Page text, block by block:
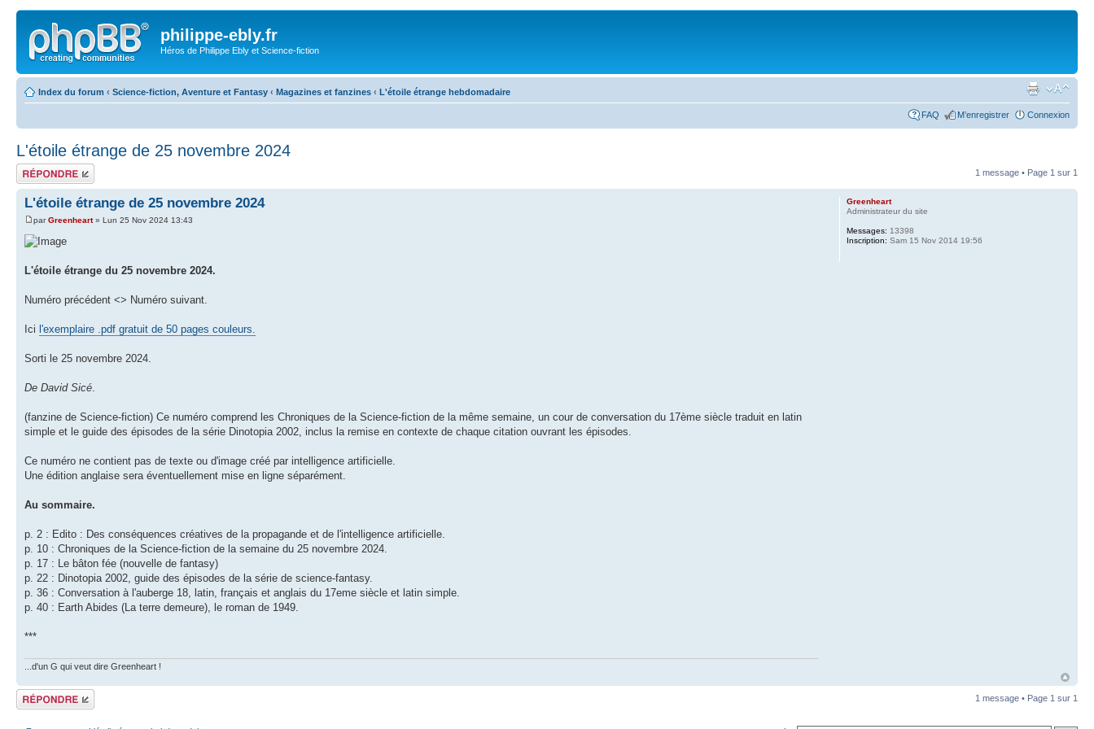
philippe-ebly.fr
Héros de Philippe Ebly et Science-fiction
Index du forum ‹ Science-fiction, Aventure et Fantasy ‹ Magazines et fanzines ‹ L'étoile étrange hebdomadaire
FAQ M’enregistrer Connexion
L'étoile étrange de 25 novembre 2024
Répondre 1 message • Page 1 sur 1
L'étoile étrange de 25 novembre 2024
parGreenheart» Lun 25 Nov 2024 13:43
L'étoile étrange du 25 novembre 2024.
Numéro précédent <> Numéro suivant.
Ici l'exemplaire .pdf gratuit de 50 pages couleurs.
Sorti le 25 novembre 2024.
De David Sicé
(fanzine de Science-fiction) Ce numéro comprend les Chroniques de la Science-fiction de la même semaine, un cour de conversation du 17ème siècle traduit en latin
simple et le guide des épisodes de la série Dinotopia 2002, inclus la remise en contexte de chaque citation ouvrant les épisodes.
Ce numéro ne contient pas de texte ou d'image créé par intelligence artificielle.
Une édition anglaise sera éventuellement mise en ligne séparément.
Au sommaire.
p. 2 : Edito : Des conséquences créatives de la propagande et de l'intelligence artificielle.
p. 10 : Chroniques de la Science-fiction de la semaine du 25 novembre 2024.
p. 17 : Le bâton fée (nouvelle de fantasy)
p. 22 : Dinotopia 2002, guide des épisodes de la série de science-fantasy.
p. 36 : Conversation à l'auberge 18, latin, français et anglais du 17eme siècle et latin simple.
p. 40 : Earth Abides (La terre demeure), le roman de 1949.
***
...d'un G qui veut dire Greenheart !
Greenheart
Administrateur du site
Messages: 13398
Inscription: Sam 15 Nov 2014 19:56
Répondre 1 message • Page 1 sur 1